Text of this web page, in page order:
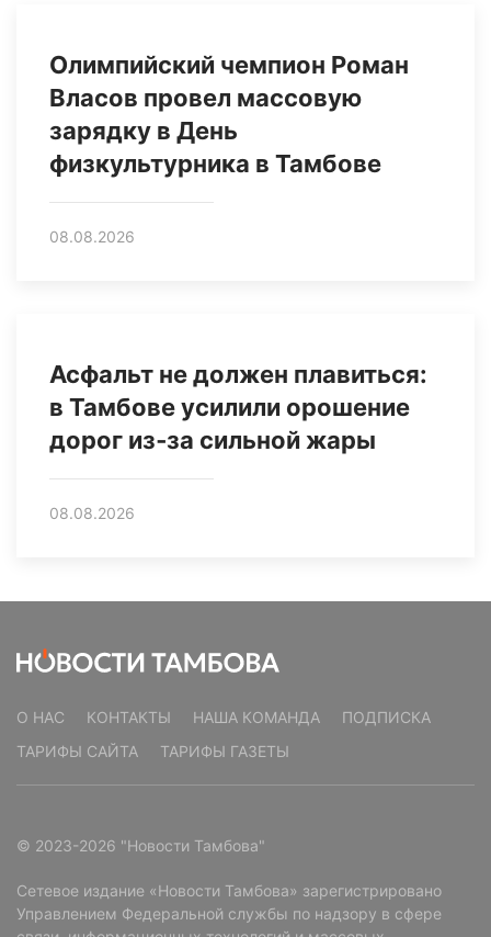
Олимпийский чемпион Роман
Власов провел массовую
зарядку в День
физкультурника в Тамбове
08.08.2026
Асфальт не должен плавиться:
в Тамбове усилили орошение
дорог из‑за сильной жары
08.08.2026
О НАС КОНТАКТЫ НАША КОМАНДА
ПОДПИСКА
ТАРИФЫ САЙТА
ТАРИФЫ ГАЗЕТЫ
© 2023-2026 "Новости Тамбова"
Сетевое издание «Новости Тамбова» зарегистрировано
Управлением Федеральной службы по надзору в сфере